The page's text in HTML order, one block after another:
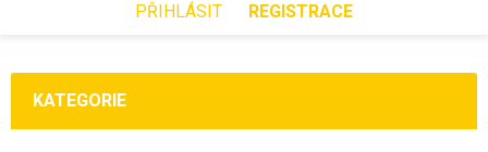
PŘIHLÁSIT REGISTRACE
KATEGORIE